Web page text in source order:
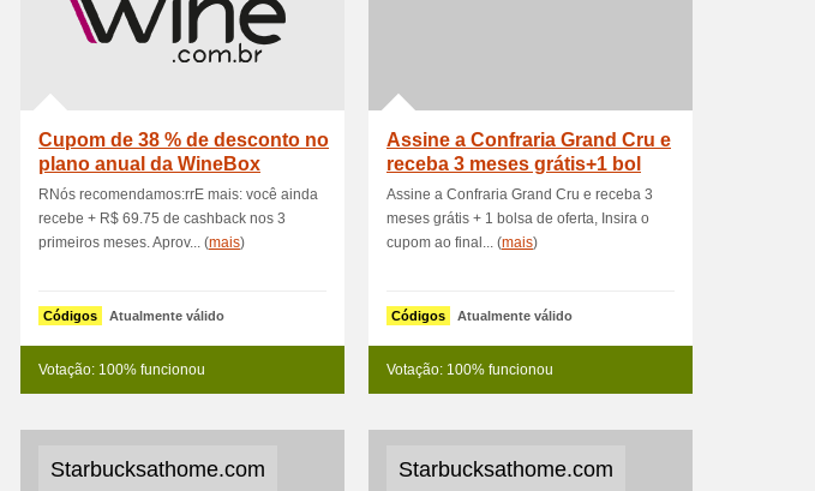
Cupom de 38 % de desconto no
plano anual da WineBox
Essenciai
RNós recomendamos:rrE mais: você ainda
recebe + R$ 69.75 de cashback nos 3
primeiros meses. Aprov... (mais)
Códigos Atualmente válido
Votação: 100% funcionou
Assine a Confraria Grand Cru e
receba 3 meses grátis+1 bol
Assine a Confraria Grand Cru e receba 3
meses grátis + 1 bolsa de oferta, Insira o
cupom ao final... (mais)
Códigos Atualmente válido
Votação: 100% funcionou
Starbucksathome.com Starbucksathome.com